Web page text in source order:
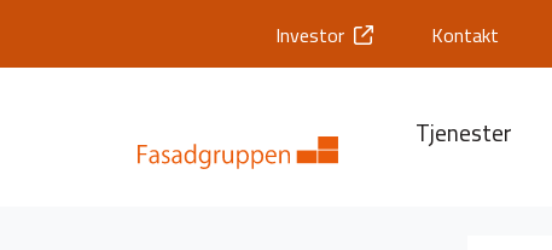
Investor Kontakt
Tjenester